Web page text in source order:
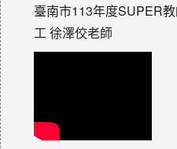
臺南市113年度SUPER
工 徐澤佼老師